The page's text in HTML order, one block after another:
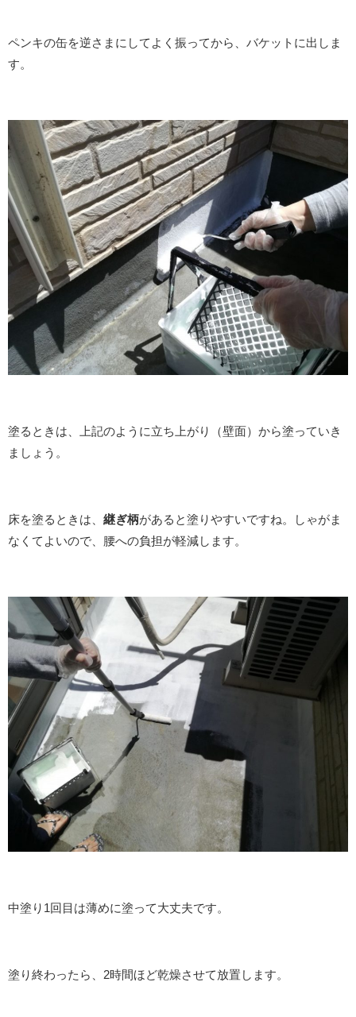
ペンキの缶を逆さまにしてよく振ってから、バケットに出しま
す。
塗るときは、上記のように立ち上がり（壁面）から塗っていき
ましょう。
床を塗るときは、 継ぎ柄があると塗りやすいですね。しゃがま
なくてよいので、腰への負担が軽減します。
中塗り1回目は薄めに塗って大丈夫です。
塗り終わったら、2時間ほど乾燥させて放置します。